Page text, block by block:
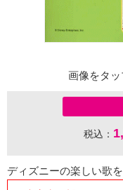
画像をタッ
税込：
ディズニーの楽しい歌